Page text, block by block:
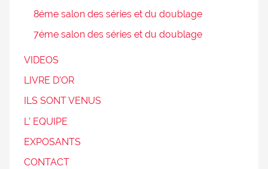
8éme salon des séries et du doublage
7éme salon des séries et du doublage
VIDEOS
LIVRE D’OR
ILS SONT VENUS
L’ EQUIPE
EXPOSANTS
CONTACT